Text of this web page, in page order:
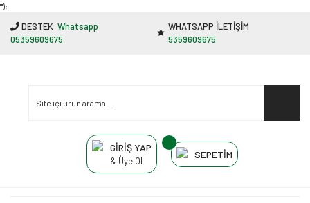
"');
DESTEK Whatsapp
05359609675
WHATSAPP İLETİŞİM
5359609675
GİRİŞ YAP
& Üye Ol
SEPETİM